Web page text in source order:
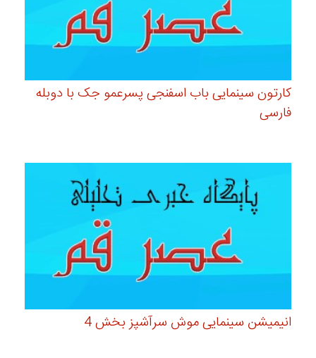
کارتون سینمایی باب اسفنجی پسرعمو جک با دوبله
فارسی
انیمیشن سینمایی موش سرآشپز بخش 4